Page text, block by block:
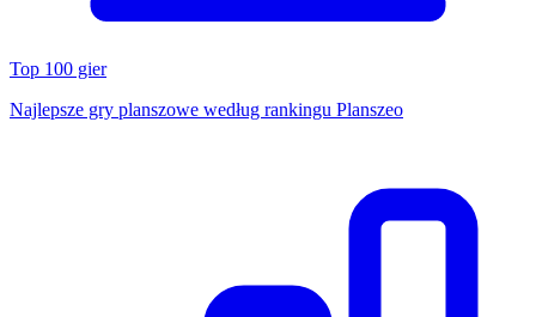
Top 100 gier
Najlepsze gry planszowe według rankingu Planszeo